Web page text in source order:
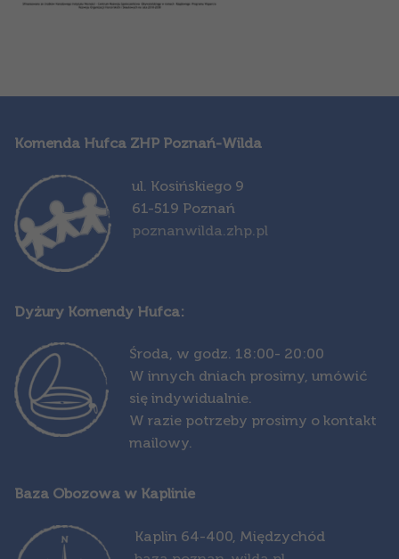
Komenda Hufca ZHP Poznań-Wilda
ul. Kosińskiego 9
61-519 Poznań
poznanwilda.zhp.pl
Dyżury Komendy Hufca:
Środa, w godz. 18:00- 20:00
W innych dniach prosimy, umówić
się indywidualnie.
W razie potrzeby prosimy o kontakt
mailowy.
Baza Obozowa w Kaplinie
Kaplin 64-400, Międzychód